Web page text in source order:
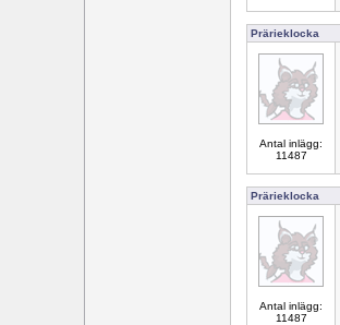
Prärieklocka
Antal inlägg:
11487
Prärieklocka
Antal inlägg:
11487